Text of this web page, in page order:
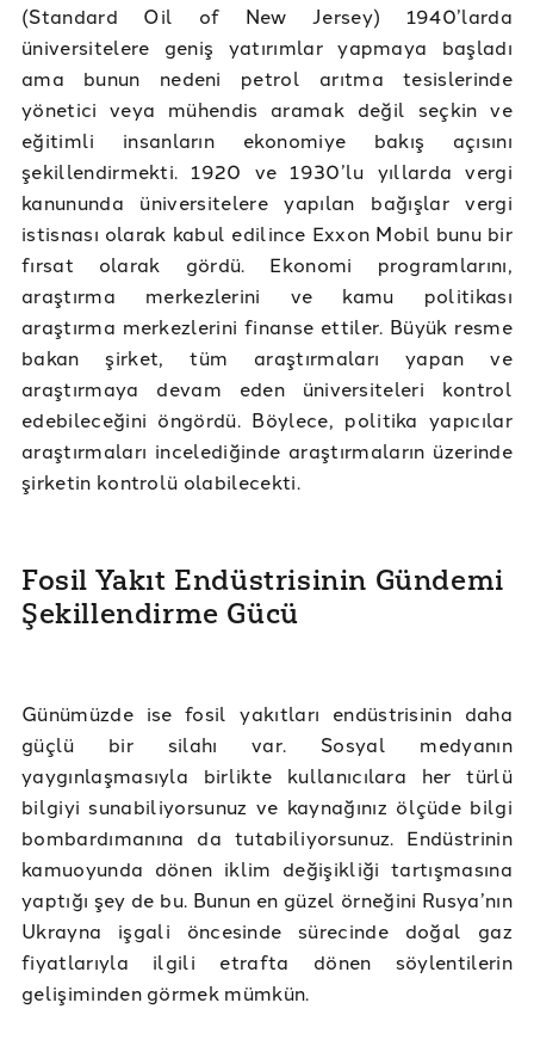
(Standard Oil of New Jersey) 1940’larda
üniversitelere geniş yatırımlar yapmaya başladı
ama bunun nedeni petrol arıtma tesislerinde
yönetici veya mühendis aramak değil seçkin ve
eğitimli insanların ekonomiye bakış açısını
şekillendirmekti. 1920 ve 1930’lu yıllarda vergi
kanununda üniversitelere yapılan bağışlar vergi
istisnası olarak kabul edilince Exxon Mobil bunu bir
fırsat olarak gördü. Ekonomi programlarını,
araştırma merkezlerini ve kamu politikası
araştırma merkezlerini finanse ettiler. Büyük resme
bakan şirket, tüm araştırmaları yapan ve
araştırmaya devam eden üniversiteleri kontrol
edebileceğini öngördü. Böylece, politika yapıcılar
araştırmaları incelediğinde araştırmaların üzerinde
şirketin kontrolü olabilecekti.
Fosil Yakıt Endüstrisinin Gündemi
Şekillendirme Gücü
Günümüzde ise fosil yakıtları endüstrisinin daha
güçlü bir silahı var. Sosyal medyanın
yaygınlaşmasıyla birlikte kullanıcılara her türlü
bilgiyi sunabiliyorsunuz ve kaynağınız ölçüde bilgi
bombardımanına da tutabiliyorsunuz. Endüstrinin
kamuoyunda dönen iklim değişikliği tartışmasına
yaptığı şey de bu. Bunun en güzel örneğini Rusya’nın
Ukrayna işgali öncesinde sürecinde doğal gaz
fiyatlarıyla ilgili etrafta dönen söylentilerin
gelişiminden görmek mümkün.